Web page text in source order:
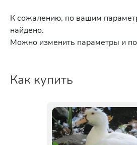
К сожалению, по вашим
найдено.
Можно изменить параметры и
Как купить